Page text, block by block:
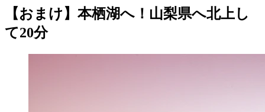
【おまけ】本栖湖へ！山梨県へ北上し
て20分